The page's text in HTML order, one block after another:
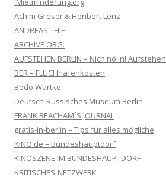
Achim Greser & Heribert Lenz
ANDREAS THIEL
ARCHIVE ORG.
AUFSTEHEN BERLIN – Nich nöl'n! Aufstehen
BER – FLUCHhafenkosten
Bodo Wartke
Deutsch-Russisches Museum Berlin
FRANK BEACHAM´S JOURNAL
gratis-in-berlin – Tips für alles mögliche
KINO.de – Bundeshauptdorf
KINOSZENE IM BUNDESHAUPTDORF
KRITISCHES-NETZWERK